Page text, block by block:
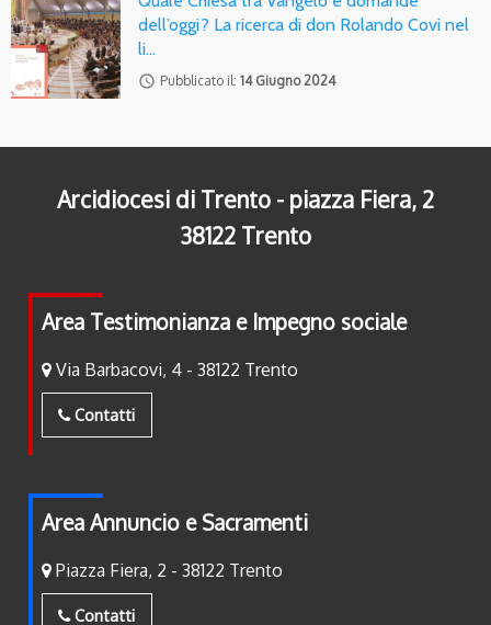
dell’oggi? La ricerca di don Rolando Covi nel
li…
access_time Pubblicato il: 14 Giugno 2024
Arcidiocesi di Trento - piazza Fiera, 2
38122 Trento
Area Testimonianza e Impegno sociale
Via Barbacovi, 4 - 38122 Trento
Contatti
Area Annuncio e Sacramenti
Piazza Fiera, 2 - 38122 Trento
Contatti